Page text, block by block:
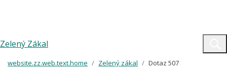
Zelený Zákal
website.zz.web.text.home Zelený zákal Dotaz 507